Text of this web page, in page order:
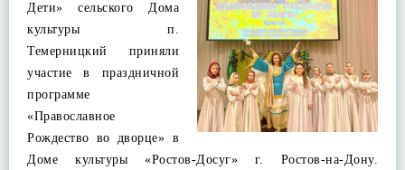
Дети» сельского Дома
культуры п.
Темерницкий приняли
участие в праздничной
программе
«Православное
Рождество во дворце» в
Доме культуры «Ростов-Досуг» г. Ростов-на-Дону.